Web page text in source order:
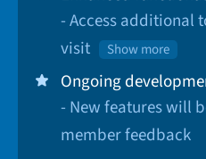
- Access additional
visit
Show more
Ongoing
- New features will
member feedback